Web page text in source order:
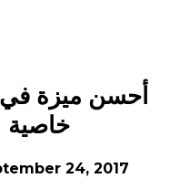
أحسن ميزة في
خاصية
24, 2017